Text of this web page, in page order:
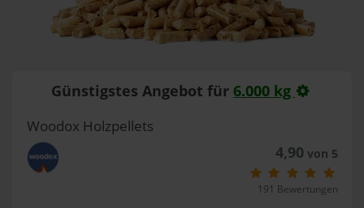
Günstigstes Angebot für 6.000 kg
Woodox Holzpellets
4,90 von 5
191 Bewertungen